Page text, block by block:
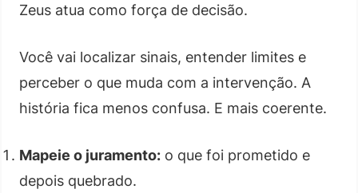
Zeus atua como força de decisão.
Você vai localizar sinais, entender limites e
perceber o que muda com a intervenção. A
história fica menos confusa. E mais coerente.
Mapeie o juramento: o que foi prometido e
depois quebrado.